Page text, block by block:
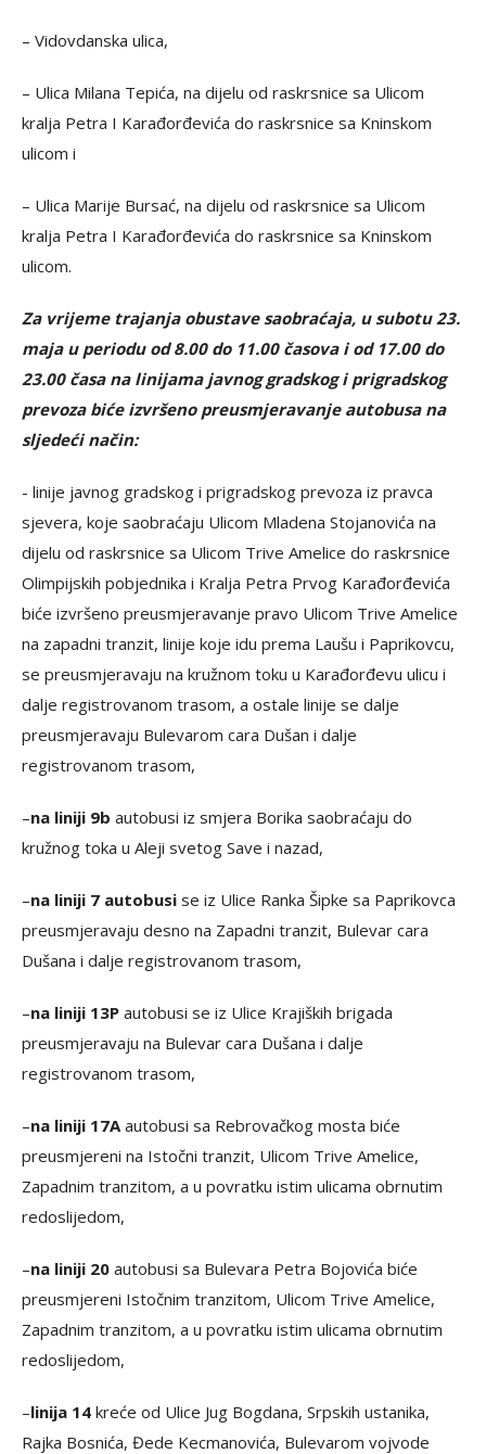
– Vidovdanska ulica,
– Ulica Milana Tepića, na dijelu od raskrsnice sa Ulicom
kralja Petra I Karađorđevića do raskrsnice sa Kninskom
ulicom i
– Ulica Marije Bursać, na dijelu od raskrsnice sa Ulicom
kralja Petra I Karađorđevića do raskrsnice sa Kninskom
ulicom.
Za vrijeme trajanja obustave saobraćaja, u subotu 23.
maja u periodu od 8.00 do 11.00 časova i od 17.00 do
23.00 časa na linijama javnog gradskog i prigradskog
prevoza biće izvršeno preusmjeravanje autobusa na
sljedeći način:
- linije javnog gradskog i prigradskog prevoza iz pravca
sjevera, koje saobraćaju Ulicom Mladena Stojanovića na
dijelu od raskrsnice sa Ulicom Trive Amelice do raskrsnice
Olimpijskih pobjednika i Kralja Petra Prvog Karađorđevića
biće izvršeno preusmjeravanje pravo Ulicom Trive Amelice
na zapadni tranzit, linije koje idu prema Laušu i Paprikovcu,
se preusmjeravaju na kružnom toku u Karađorđevu ulicu i
dalje registrovanom trasom, a ostale linije se dalje
preusmjeravaju Bulevarom cara Dušan i dalje
registrovanom trasom,
–na liniji 9b autobusi iz smjera Borika saobraćaju do
kružnog toka u Aleji svetog Save i nazad,
–na liniji 7 autobusi se iz Ulice Ranka Šipke sa Paprikovca
preusmjeravaju desno na Zapadni tranzit, Bulevar cara
Dušana i dalje registrovanom trasom,
–na liniji 13P autobusi se iz Ulice Krajiških brigada
preusmjeravaju na Bulevar cara Dušana i dalje
registrovanom trasom,
–na liniji 17Aautobusi sa Rebrovačkog mosta biće
preusmjereni na Istočni tranzit, Ulicom Trive Amelice,
Zapadnim tranzitom, a u povratku istim ulicama obrnutim
redoslijedom,
–na liniji 20 autobusi sa Bulevara Petra Bojovića biće
preusmjereni Istočnim tranzitom, Ulicom Trive Amelice,
Zapadnim tranzitom, a u povratku istim ulicama obrnutim
redoslijedom,
–linija 14 kreće od Ulice Jug Bogdana, Srpskih ustanika,
Rajka Bosnića, Đede Kecmanovića, Bulevarom vojvode